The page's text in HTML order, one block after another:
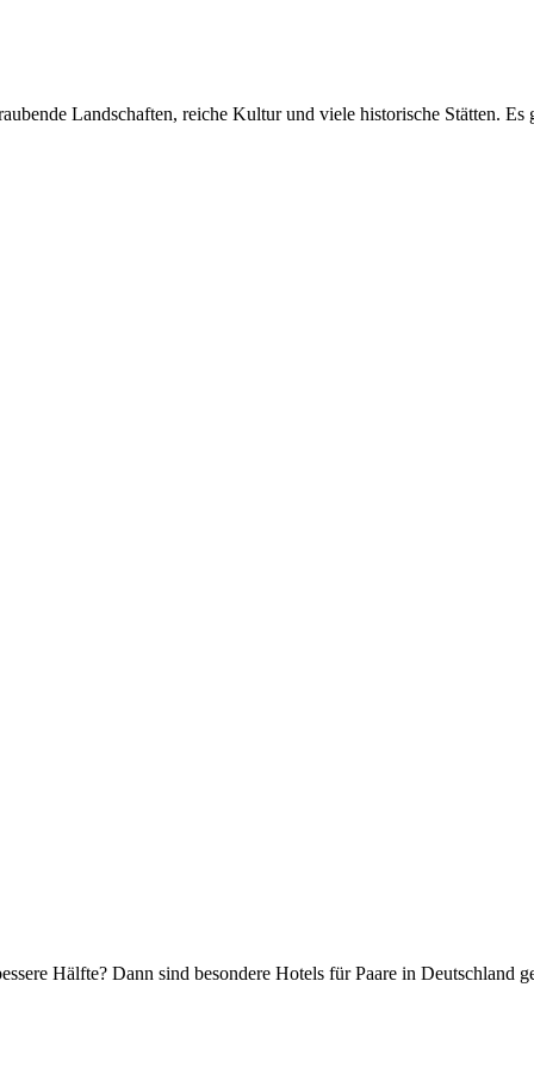
Landschaften, reiche Kultur und viele historische Stätten.
Hälfte? Dann sind besondere Hotels für Paare in